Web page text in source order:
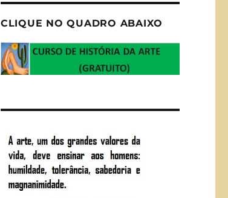
CLIQUE NO QUADRO ABAIXO